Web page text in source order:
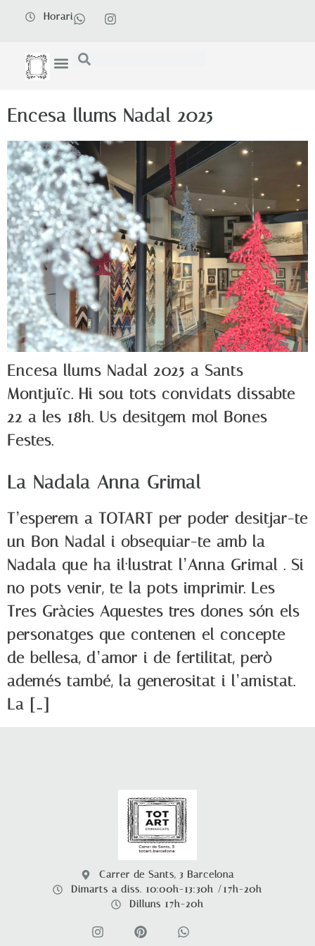
Horari
Encesa llums Nadal 2025
Encesa llums Nadal 2025 a Sants
Montjuïc. Hi sou tots convidats dissabte
22 a les 18h. Us desitgem mol Bones
Festes.
La Nadala Anna Grimal
T’esperem a TOTART per poder desitjar-te
un Bon Nadal i obsequiar-te amb la
Nadala que ha il·lustrat l’Anna Grimal . Si
no pots venir, te la pots imprimir. Les
Tres Gràcies Aquestes tres dones són els
personatges que contenen el concepte
de bellesa, d’amor i de fertilitat, però
ademés també, la generositat i l’amistat.
La […]
Carrer de Sants, 3 Barcelona
Dimarts a diss. 10:00h-13:30h /17h-20h
Dilluns 17h-20h